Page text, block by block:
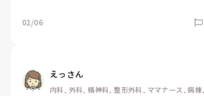
02/06
えっさん
内科, 外科, 精神科, 整形外科, ママナース, 病棟